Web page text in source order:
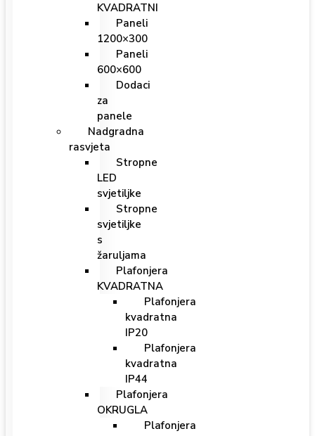
KVADRATNI
Paneli
1200×300
Paneli
600×600
Dodaci
za
panele
Nadgradna
rasvjeta
Stropne
LED
svjetiljke
Stropne
svjetiljke
s
žaruljama
Plafonjera
KVADRATNA
Plafonjera
kvadratna
IP20
Plafonjera
kvadratna
IP44
Plafonjera
OKRUGLA
Plafonjera